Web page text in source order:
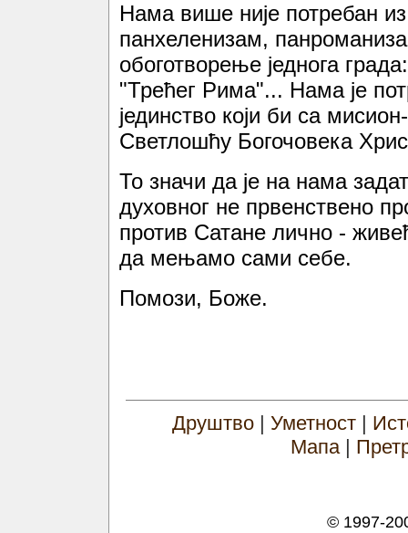
Нама више није потребан
панхеленизам,
обоготворење једнога
"Трећег Рима"... Нама је
јединство који би са
Светлошћу Богочовека
То значи да је на нама
духовног не првенствено
против Сатане лично -
да мењамо сами себе.
Помози, Боже.
Друштво| Уметност|
Мапа|
© 1997-